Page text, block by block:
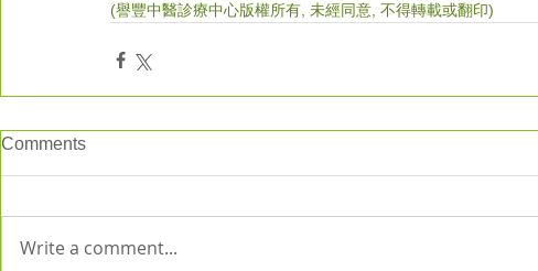
(譽豐中醫診療中心版權所有, 未經同意, 不得轉載或翻印)
Comments
Write a comment...